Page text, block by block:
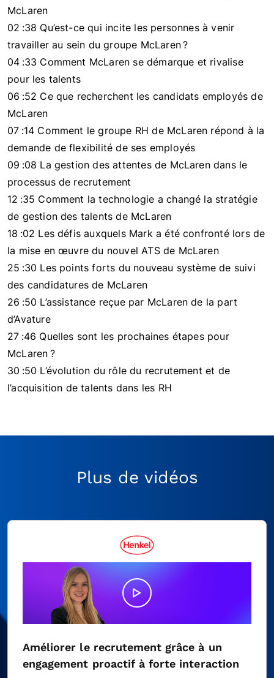
McLaren
02 :38 Qu’est-ce qui incite les personnes à venir
travailler au sein du groupe McLaren ?
04 :33 Comment McLaren se démarque et rivalise
pour les talents
06 :52 Ce que recherchent les candidats employés de
McLaren
07 :14 Comment le groupe RH de McLaren répond à la
demande de flexibilité de ses employés
09 :08 La gestion des attentes de McLaren dans le
processus de recrutement
12 :35 Comment la technologie a changé la stratégie
de gestion des talents de McLaren
18 :02 Les défis auxquels Mark a été confronté lors de
la mise en œuvre du nouvel ATS de McLaren
25 :30 Les points forts du nouveau système de suivi
des candidatures de McLaren
26 :50 L’assistance reçue par McLaren de la part
d’Avature
27 :46 Quelles sont les prochaines étapes pour
McLaren ?
30 :50 L’évolution du rôle du recrutement et de
l’acquisition de talents dans les RH
Plus de vidéos
Améliorer le recrutement grâce à un
engagement proactif à forte interaction